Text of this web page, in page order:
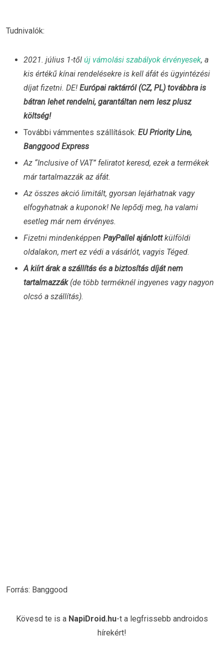
Tudnivalók:
2021. július 1-től új vámolási szabályok érvényesek, a
kis értékű kínai rendelésekre is kell áfát és ügyintézési
díjat fizetni. DE! Európai raktárról (CZ, PL) továbbra is
bátran lehet rendelni, garantáltan nem lesz plusz
költség!
További vámmentes szállítások: EU Priority Line,
Banggood Express
Az “Inclusive of VAT” feliratot keresd, ezek a termékek
már tartalmazzák az áfát.
Az összes akció limitált, gyorsan lejárhatnak vagy
elfogyhatnak a kuponok! Ne lepődj meg, ha valami
esetleg már nem érvényes.
Fizetni mindenképpen PayPallel ajánlottkülföldi
oldalakon, mert ez védi a vásárlót, vagyis Téged.
A kiírt árak a szállítás és a biztosítás díját nem
tartalmazzák(de több terméknél ingyenes vagy nagyon
olcsó a szállítás).
Forrás: Banggood
Kövesd te is a NapiDroid.hu-t a legfrissebb androidos
hírekért!